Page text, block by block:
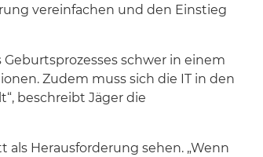
vereinfachen und den Einstieg
schwer in einem
Zudem muss sich die IT in den
beschreibt Jäger die
Herausforderung sehen. „Wenn